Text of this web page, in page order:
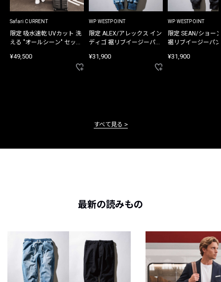
Safari CURRENT
限定 吸水速乾 UVカット 洗
える "オールシーン" セット
¥49,500
WP WESTPOINT
限定 ALEX/アレックス イン
ディゴ 裾リブイージーパン
¥31,900
WP WESTPOINT
限定 SEAN/ショー
裾リブイージーパ
¥31,900
すべて見る
最新の読みもの